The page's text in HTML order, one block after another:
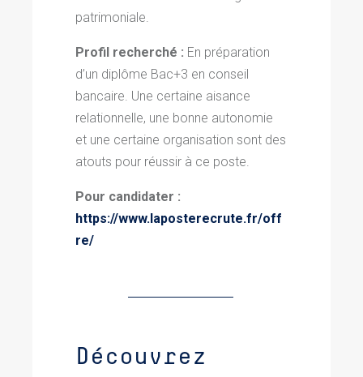
patrimoniale.
Profil recherché : En préparation
d’un diplôme Bac+3 en conseil
bancaire. Une certaine aisance
relationnelle, une bonne autonomie
et une certaine organisation sont des
atouts pour réussir à ce poste.
Pour candidater :
https://www.laposterecrute.fr/off
re/
Découvrez